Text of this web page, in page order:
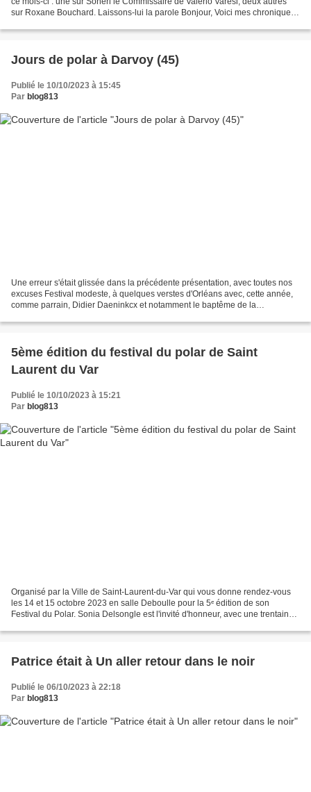
sur Roxane Bouchard. Laissons-lui la parole Bonjour, Voici mes chroniques
Jours de polar à Darvoy (45)
Publié le 10/10/2023 à 15:45
Par blog813
Une erreur s'était glissée dans la précédente présentation, avec toutes nos
excuses Festival modeste, à quelques verstes d'Orléans avec, cette année,
comme parrain, Didier Daeninkcx et notamment le baptême de la
5ème édition du festival du polar de Saint
Laurent du Var
Publié le 10/10/2023 à 15:21
Par blog813
Organisé par la Ville de Saint-Laurent-du-Var qui vous donne rendez-vous
les 14 et 15 octobre 2023 en salle Deboulle pour la 5ᵉ édition de son
Festival du Polar. Sonia Delsongle est l'invité d'honneur, avec une trentaine
Patrice était à Un aller retour dans le noir
Publié le 06/10/2023 à 22:18
Par blog813